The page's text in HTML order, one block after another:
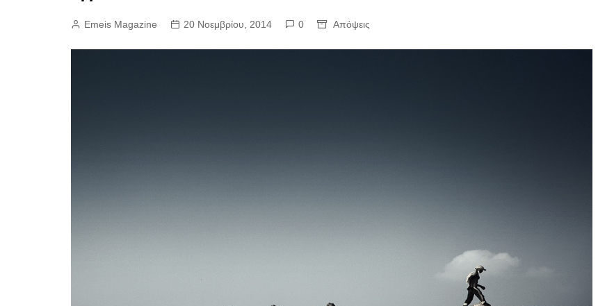
Emeis Magazine 20 Νοεμβρίου, 2014 0 Απόψεις